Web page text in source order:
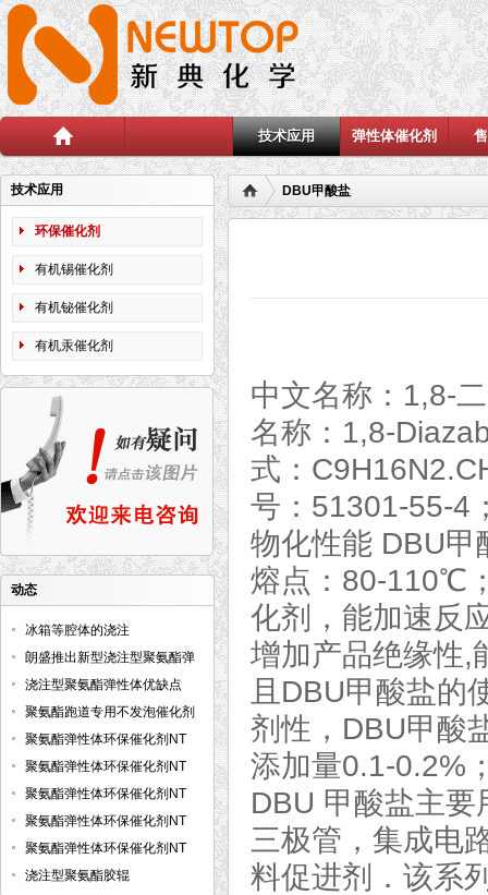
首页
技术应用 弹性体催化剂
技术应用
环保催化剂
有机锡催化剂
有机铋催化剂
有机汞催化剂
动态
冰箱等腔体的浇注
朗盛推出新型浇注型聚氨酯弹
性体预聚体
浇注型聚氨酯弹性体优缺点
聚氨酯跑道专用不发泡催化剂
NT CAT E-AT
聚氨酯弹性体环保催化剂NT
CAT E-122
聚氨酯弹性体环保催化剂NT
CAT E-240
聚氨酯弹性体环保催化剂NT
CAT E-129
聚氨酯弹性体环保催化剂NT
CAT E-220
聚氨酯弹性体环保催化剂NT
CAT E-128
浇注型聚氨酯胶辊
DBU甲酸盐
中文名称：1,8-
名称：1,8-
式：
号：51301-55-4
物化性能 DBU甲
熔点：80-110℃
化剂，能加速反
增加产品绝缘性,
且DBU甲酸盐的
剂性，DBU甲酸
添加量0.1-0.2%
DBU 甲酸盐主
三极管，集成电
料促进剂．该系